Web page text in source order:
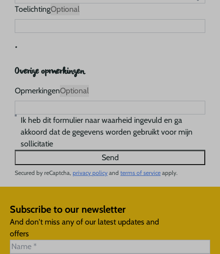
ToelichtingOptional
.
Overige opmerkingen
OpmerkingenOptional
Ik heb dit formulier naar waarheid ingevuld en ga
akkoord dat de gegevens worden gebruikt voor mijn
sollicitatie
Send
Secured by reCaptcha,privacy policy andterms of service apply.
Subscribe to our newsletter
And don't miss any of our latest updates and
offers